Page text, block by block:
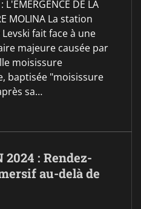
L'ÉMERGENCE DE LA
MOLINA La station
fait face à une
majeure causée par
moisissure
baptisée "moisissure
sa…
2024 : Rendez-
au-delà de